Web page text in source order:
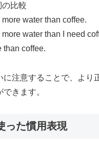
比較
water than coffee.
water than I need
than coffee.
に注意することで、より
きます。
った慣用表現